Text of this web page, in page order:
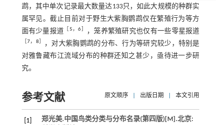
鹉，其中单次记录最大数量达133只，如此大规模的种群实
属罕见。截止目前对于野生大紫胸鹦鹉仅在繁殖行为等方
面有少量报道
5，6 ，笼养繁殖研究也仅有一些零星报道
7， 8
，对大紫胸鹦鹉的分布、行为等研究较少，特别是
对雅鲁藏布江流域分布的种群还知之甚少，亟待进一步研
究。
参考文献 原文顺序 出版日期 本文引用
[1] 郑光美.中国鸟类分类与分布名录(第四版)[M].北京: